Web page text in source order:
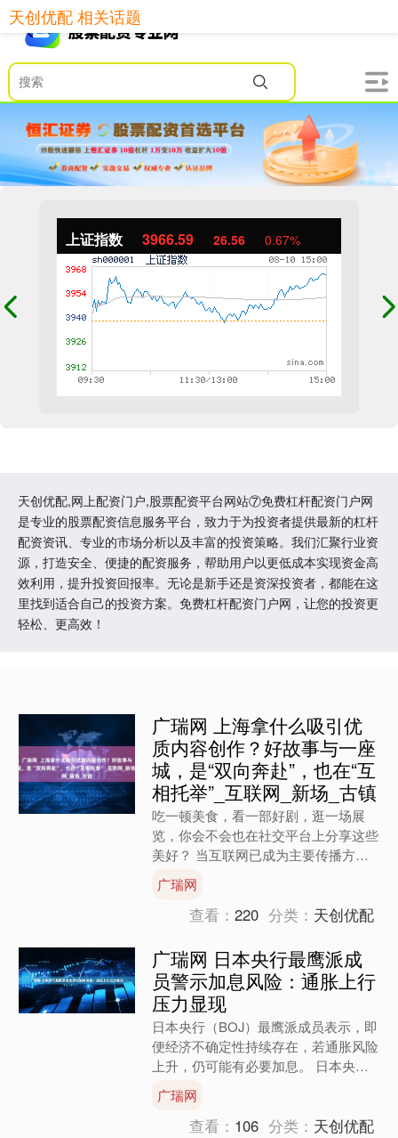
上证指数 3966.59 26.56 0.67%
天创优配,网上配资门户,股票配资平台网站⑦免费杠杆配资门户网
是专业的股票配资信息服务平台，致力于为投资者提供最新的杠杆
配资资讯、专业的市场分析以及丰富的投资策略。我们汇聚行业资
源，打造安全、便捷的配资服务，帮助用户以更低成本实现资金高
效利用，提升投资回报率。无论是新手还是资深投资者，都能在这
里找到适合自己的投资方案。免费杠杆配资门户网，让您的投资更
轻松、更高效！
天创优配 相关话题
广瑞网 上海拿什么吸引优
质内容创作？好故事与一座
城，是“双向奔赴”，也在“互
相托举”_互联网_新场_古镇
吃一顿美食，看一部好剧，逛一场展
览，你会不会也在社交平台上分享这些
美好？ 当互联网已成为主要传播方
式，各大平台上丰富而真实的优质内容
创作，既表达了我们对生活的热....
广瑞网
查看：220 分类： 天创优配
广瑞网 日本央行最鹰派成
员警示加息风险：通胀上行
压力显现
日本央行（BOJ）最鹰派成员表示，即
便经济不确定性持续存在，若通胀风险
上升，仍可能有必要加息。 日本央行
审议委员田村直树周三在福岛市向当地
商界领袖发表演讲时指出....
广瑞网
查看： 106 分类： 天创优配